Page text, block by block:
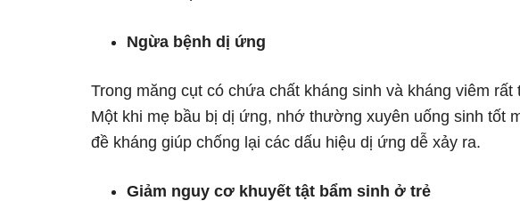
Ngừa bệnh dị ứng
Trong măng cụt có chứa chất kháng sinh và kháng viêm
Một khi mẹ bầu bị dị ứng, nhớ thường xuyên uống sinh tốt
đề kháng giúp chống lại các dấu hiệu dị ứng dễ xảy ra.
Giảm nguy cơ khuyết tật bẩm sinh ở trẻ